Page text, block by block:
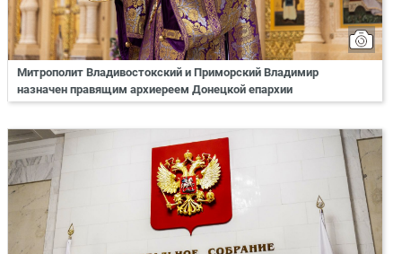
Митрополит Владивостокский и Приморский Владимир
назначен правящим архиереем Донецкой епархии